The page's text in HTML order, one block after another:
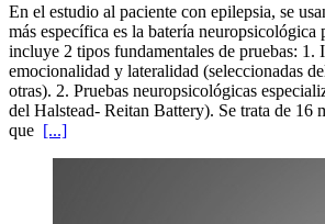
En el estudio al paciente con epilepsia, se
más específica es la batería neuropsicológica
incluye 2 tipos fundamentales de pruebas: 1.
emocionalidad y lateralidad (seleccionadas
otras). 2. Pruebas neuropsicológicas
del Halstead- Reitan Battery). Se trata de 16
que [...]